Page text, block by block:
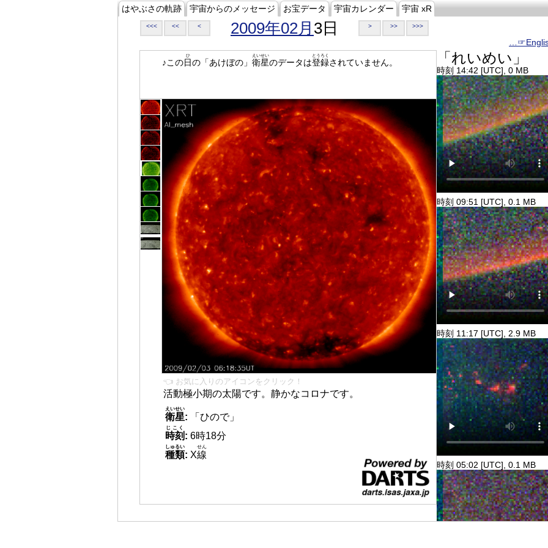
はやぶさの軌跡 宇宙からのメッセージ お宝データ 宇宙カレンダー 宇宙 xR
<<< << < 2009年02月 3日 > >> >>>
♪この日
ひ
の「あけぼの」 衛星
えいせい
のデータは登録
とうろく
されていません。
👈 お気に入りのアイコンをクリック！
活動極小期の太陽です。静かなコロナです。
衛星
えいせい
:
「ひので」
時刻
じこく
: 6時18分
種類
しゅるい
: X線
せん
「れいめい」
時刻 14:42 [UTC], 0 MB
時刻 09:51 [UTC], 0.1 MB
時刻 11:17 [UTC], 2.9 MB
時刻 05:02 [UTC], 0.1 MB